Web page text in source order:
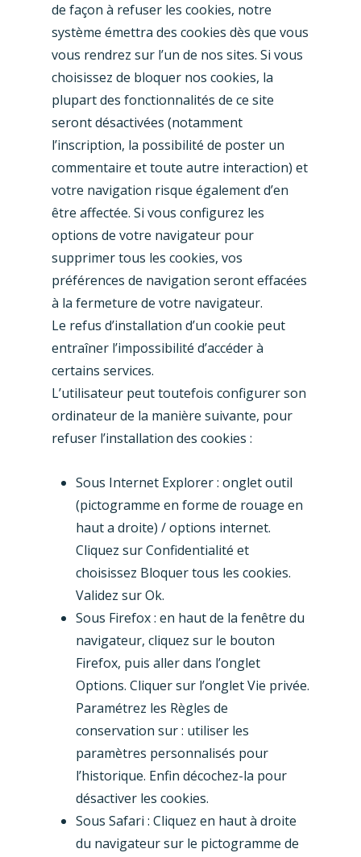
de façon à refuser les cookies, notre
système émettra des cookies dès que vous
vous rendrez sur l’un de nos sites. Si vous
choisissez de bloquer nos cookies, la
plupart des fonctionnalités de ce site
seront désactivées (notamment
l’inscription, la possibilité de poster un
commentaire et toute autre interaction) et
votre navigation risque également d’en
être affectée. Si vous configurez les
options de votre navigateur pour
supprimer tous les cookies, vos
préférences de navigation seront effacées
à la fermeture de votre navigateur.
Le refus d’installation d’un cookie peut
entraîner l’impossibilité d’accéder à
certains services.
L’utilisateur peut toutefois configurer son
ordinateur de la manière suivante, pour
refuser l’installation des cookies :
Sous Internet Explorer : onglet outil
(pictogramme en forme de rouage en
haut a droite) / options internet.
Cliquez sur Confidentialité et
choisissez Bloquer tous les cookies.
Validez sur Ok.
Sous Firefox : en haut de la fenêtre du
navigateur, cliquez sur le bouton
Firefox, puis aller dans l’onglet
Options. Cliquer sur l’onglet Vie privée.
Paramétrez les Règles de
conservation sur : utiliser les
paramètres personnalisés pour
l’historique. Enfin décochez-la pour
désactiver les cookies.
Sous Safari : Cliquez en haut à droite
du navigateur sur le pictogramme de